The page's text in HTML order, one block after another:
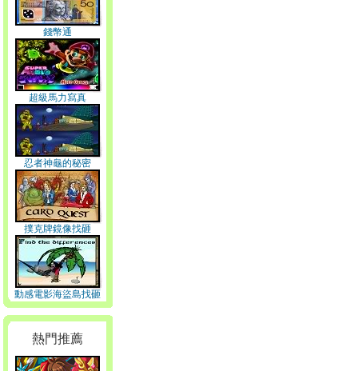
錢幣通
超級馬力寫真
忍者神龜的秘密
撲克牌鏡像找砸
動感電影海盜島找砸
熱門推薦